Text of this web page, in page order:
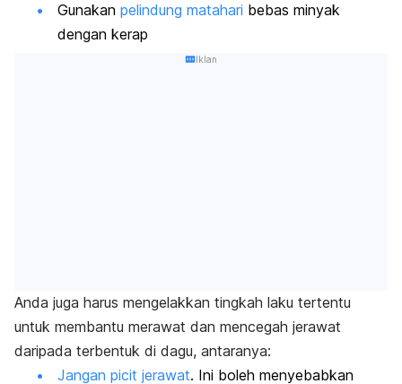
Gunakan pelindung matahari bebas minyak
dengan kerap
Iklan
Anda juga harus mengelakkan tingkah laku tertentu
untuk membantu merawat dan mencegah jerawat
daripada terbentuk di dagu, antaranya:
Jangan picit jerawat. Ini boleh menyebabkan